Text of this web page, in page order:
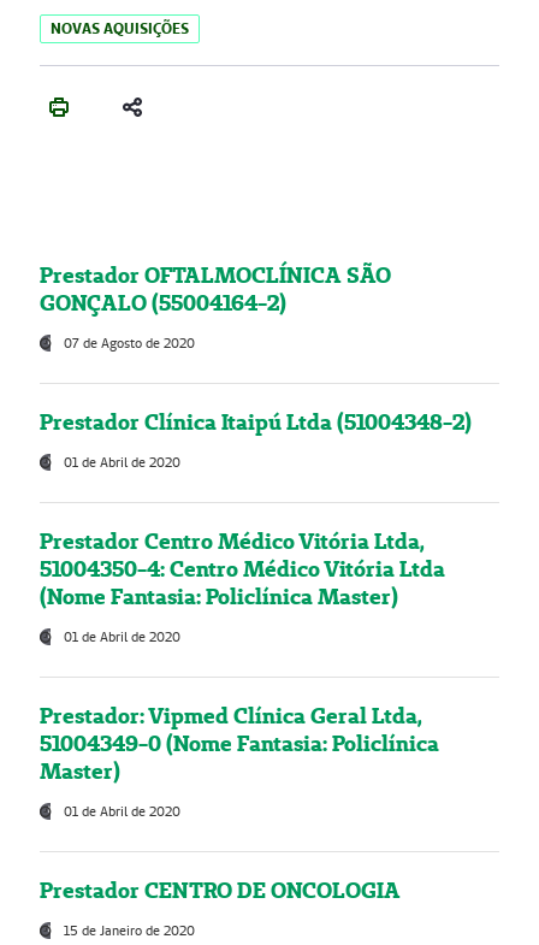
NOVAS AQUISIÇÕES
Prestador OFTALMOCLÍNICA SÃO
GONÇALO (55004164-2)
07 de Agosto de 2020
Prestador Clínica Itaipú Ltda (51004348-2)
01 de Abril de 2020
Prestador Centro Médico Vitória Ltda,
51004350-4: Centro Médico Vitória Ltda
(Nome Fantasia: Policlínica Master)
01 de Abril de 2020
Prestador: Vipmed Clínica Geral Ltda,
51004349-0 (Nome Fantasia: Policlínica
Master)
01 de Abril de 2020
Prestador CENTRO DE ONCOLOGIA
15 de Janeiro de 2020